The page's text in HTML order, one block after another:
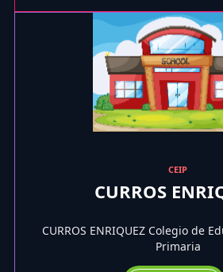
CEIP
CURROS
CURROS ENRIQUEZ Colegio de
Primaria